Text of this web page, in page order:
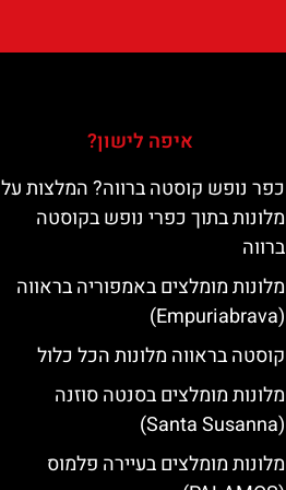
איפה לישון?
כפר נופש קוסטה ברווה? המלצות על
מלונות בתוך כפרי נופש בקוסטה
ברווה
מלונות מומלצים באמפוריה בראווה
(Empuriabrava)
קוסטה בראווה מלונות הכל כלול
מלונות מומלצים בסנטה סוזנה
(Santa Susanna)
מלונות מומלצים בעיירה פלמוס